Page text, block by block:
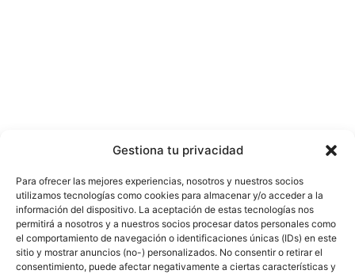
Gestiona tu privacidad
Para ofrecer las mejores experiencias, nosotros y nuestros socios
utilizamos tecnologías como cookies para almacenar y/o acceder a la
información del dispositivo. La aceptación de estas tecnologías nos
permitirá a nosotros y a nuestros socios procesar datos personales como
el comportamiento de navegación o identificaciones únicas (IDs) en este
sitio y mostrar anuncios (no-) personalizados. No consentir o retirar el
consentimiento, puede afectar negativamente a ciertas características y